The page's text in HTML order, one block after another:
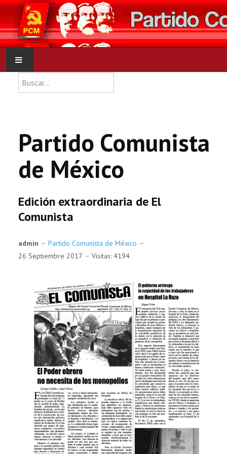
INICIO
NOTICIAS
DOCUMENTOS
Buscar
Partido Comunista
de México
Edición extraordinaria de El
Comunista
admin
Partido Comunista de México
26 Septiembre 2017
Visitas: 4194